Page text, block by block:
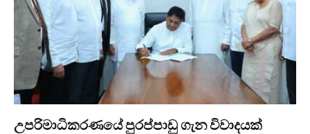
උපරිමාධිකරණයේ පුරප්පාඩු ගැන විවාදයක්